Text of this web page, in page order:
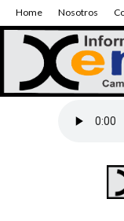
Home Nosotros